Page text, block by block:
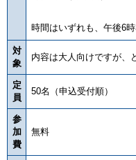
時間はいずれも、午後6
対
象
内容は大人向けですが、
定
員
50名（申込受付順）
参
加
費
無料